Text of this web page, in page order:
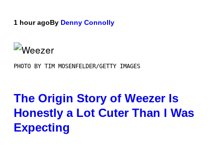
1 hour agoBy Denny Connolly
PHOTO BY TIM MOSENFELDER/GETTY IMAGES
The Origin Story of Weezer Is
Honestly a Lot Cuter Than I Was
Expecting